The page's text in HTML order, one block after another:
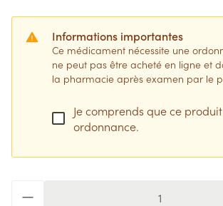
Informations importantes
Ce médicament nécessite une
ne peut pas être acheté en ligne et
la pharmacie après examen par le
Je comprends que ce
ordonnance.